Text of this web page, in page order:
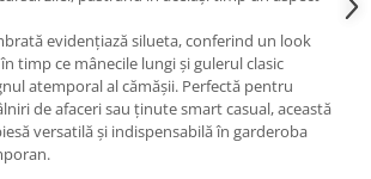
evidențiază silueta, conferind un look
timp ce mânecile lungi și gulerul clasic
atemporal al cămășii. Perfectă pentru
de afaceri sau ținute smart casual, această
versatilă și indispensabilă în garderoba